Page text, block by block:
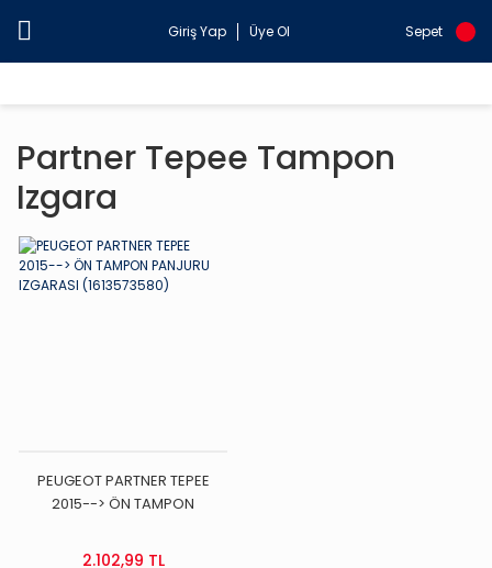
Giriş Yap Üye Ol Sepet
Partner Tepee Tampon
Izgara
PEUGEOT PARTNER TEPEE
2015--> ÖN TAMPON
(1613573580)
2.102,99 TL